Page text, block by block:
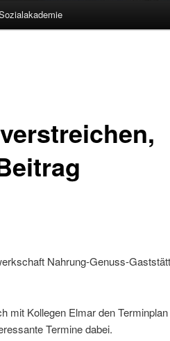
Nahrung-Genuss-
mit Kollegen Elmar den
Termine dabei.